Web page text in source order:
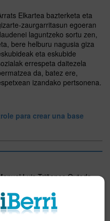
Elkartea bazterketa eta
zaurgarritasun egoeran
laguntzeko sortu zen,
bere helburu nagusia giza
eta eskubide
errespeta daitezela
da, batez ere,
izandako pertsonena.
para crear una base
Luis Triñanes Outeda
está a las puertas
conseguir la libertad total, ha
más de media vida entre